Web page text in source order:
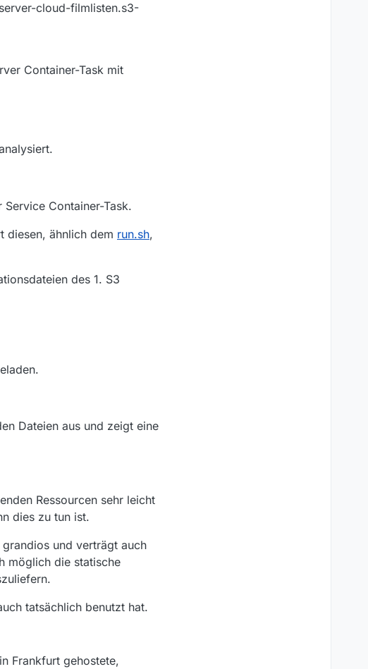
cloud-filmlisten.s3-
Container-Task mit
Container-Task.
diesen, ähnlich dem run.sh,
des 1. S3
Dateien aus und zeigt eine
Ressourcen sehr leicht
dies zu tun ist.
und verträgt auch
möglich die statische
tatsächlich benutzt hat.
Frankfurt gehostete,